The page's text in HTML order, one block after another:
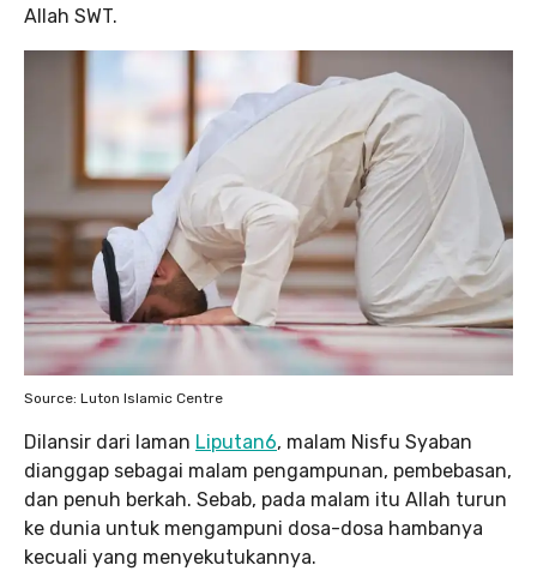
Allah SWT.
Source: Luton Islamic Centre
Dilansir dari laman Liputan6, malam Nisfu Syaban
dianggap sebagai malam pengampunan, pembebasan,
dan penuh berkah. Sebab, pada malam itu Allah turun
ke dunia untuk mengampuni dosa-dosa hambanya
kecuali yang menyekutukannya.